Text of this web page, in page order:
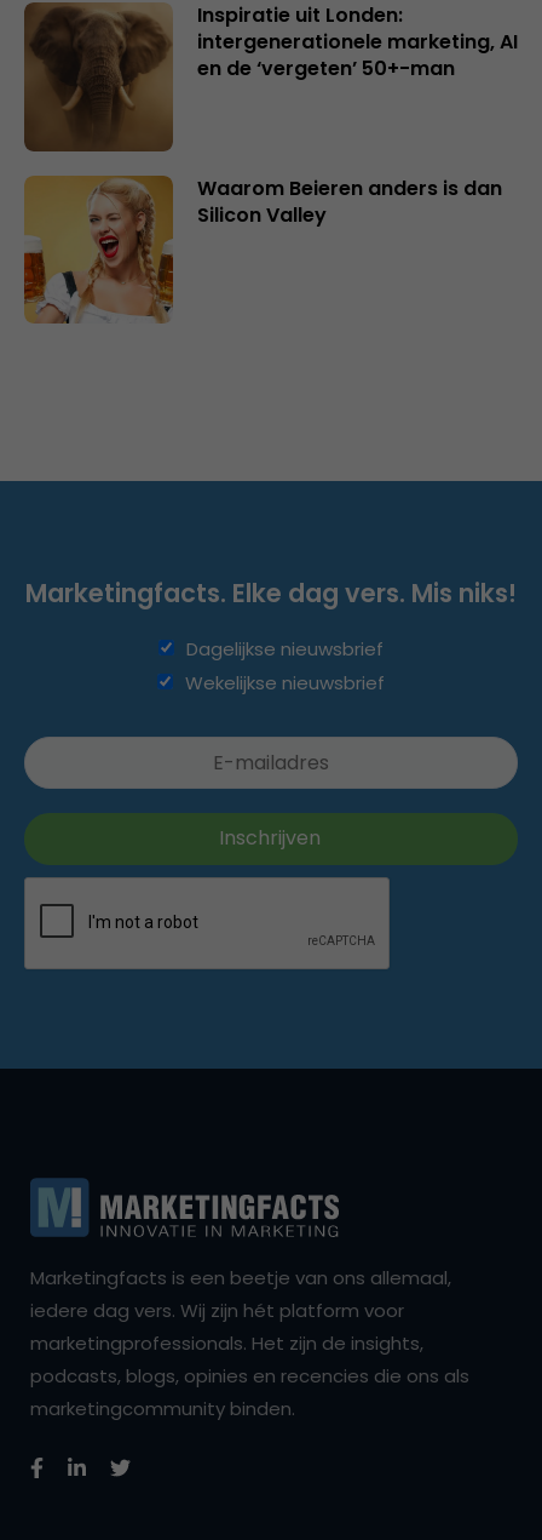
Inspiratie uit Londen:
intergenerationele marketing, AI
en de ‘vergeten’ 50+-man
Waarom Beieren anders is dan
Silicon Valley
Marketingfacts. Elke dag vers. Mis niks!
Dagelijkse nieuwsbrief
Wekelijkse nieuwsbrief
Marketingfacts is een beetje van ons allemaal,
iedere dag vers. Wij zijn hét platform voor
marketingprofessionals. Het zijn de insights,
podcasts, blogs, opinies en recencies die ons als
marketingcommunity binden.